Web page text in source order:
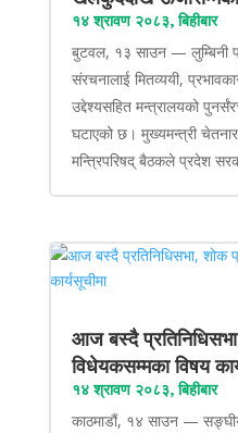
१४ श्रावण २०८३, बिहीबार
बुटवल, १३ साउन — लुम्बिनी
संरचनालाई मितव्ययी,
उद्देश्यसहित मन्त्रालयको
घटाएको छ। मुख्यमन्त्री
मन्त्रिपरिषद् बैठकले प्रदेश
आज बस्दै
विधेयकसम्मका विषय
१४ श्रावण २०८३, बिहीबार
काठमाडौं, १४ साउन —